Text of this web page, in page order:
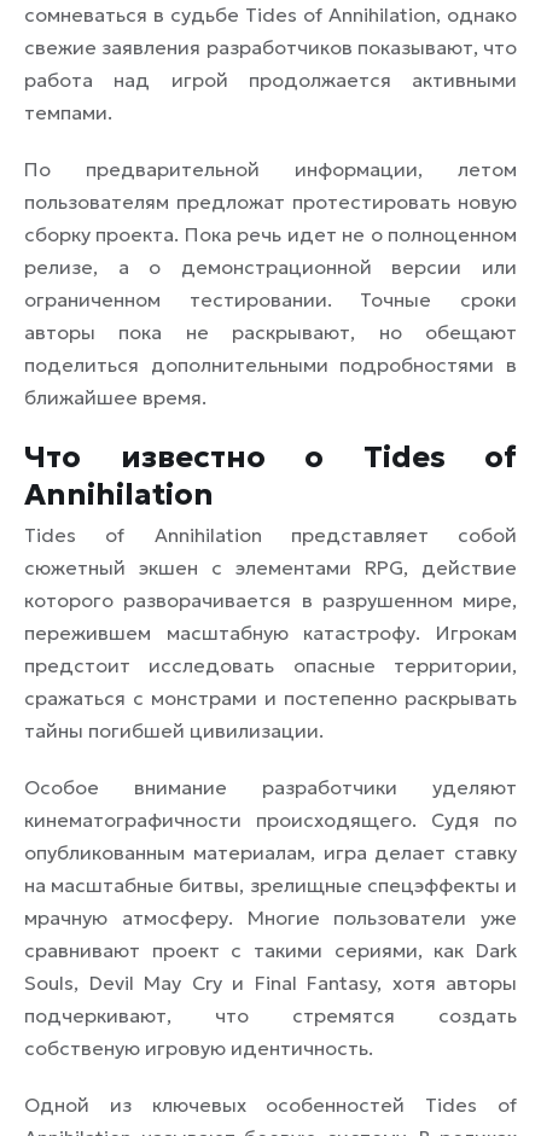
сомневаться в судьбе Tides of Annihilation, однако
свежие заявления разработчиков показывают, что
работа над игрой продолжается активными
темпами.
По предварительной информации, летом
пользователям предложат протестировать новую
сборку проекта. Пока речь идет не о полноценном
релизе, а о демонстрационной версии или
ограниченном тестировании. Точные сроки
авторы пока не раскрывают, но обещают
поделиться дополнительными подробностями в
ближайшее время.
Что известно о Tides of
Annihilation
Tides of Annihilation представляет собой
сюжетный экшен с элементами RPG, действие
которого разворачивается в разрушенном мире,
пережившем масштабную катастрофу. Игрокам
предстоит исследовать опасные территории,
сражаться с монстрами и постепенно раскрывать
тайны погибшей цивилизации.
Особое внимание разработчики уделяют
кинематографичности происходящего. Судя по
опубликованным материалам, игра делает ставку
на масштабные битвы, зрелищные спецэффекты и
мрачную атмосферу. Многие пользователи уже
сравнивают проект с такими сериями, как Dark
Souls, Devil May Cry и Final Fantasy, хотя авторы
подчеркивают, что стремятся создать
собственую игровую идентичность.
Одной из ключевых особенностей Tides of